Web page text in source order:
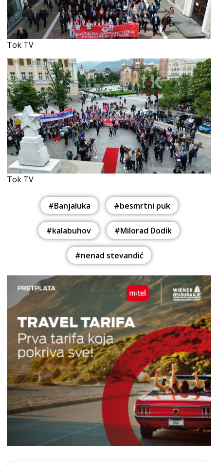
Tok TV
Tok TV
#Banjaluka #besmrtni puk
#kalabuhov #Milorad Dodik
#nenad stevandić